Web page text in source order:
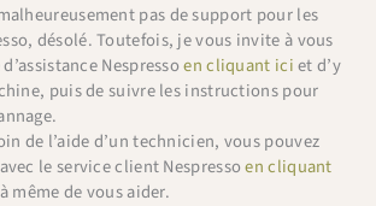
pas de support pour les
désolé. Toutefois, je vous invite à vous
Nespressoen cliquant iciet d’y
puis de suivre les instructions pour
de l’aide d’un technicien, vous pouvez
le service client Nespressoen cliquant
même de vous aider.